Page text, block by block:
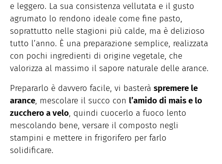
e leggero. La sua consistenza vellutata e il gusto
agrumato lo rendono ideale come fine pasto,
soprattutto nelle stagioni più calde, ma è delizioso
tutto l’anno. È una preparazione semplice, realizzata
con pochi ingredienti di origine vegetale, che
valorizza al massimo il sapore naturale delle arance.
Prepararlo è davvero facile, vi basterà spremere le
arance, mescolare il succo con l’amido di mais e lo
zucchero a velo, quindi cuocerlo a fuoco lento
mescolando bene, versare il composto negli
stampini e mettere in frigorifero per farlo
solidificare.